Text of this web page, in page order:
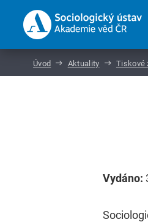
Úvod Aktuality Tiskové
Vydáno: